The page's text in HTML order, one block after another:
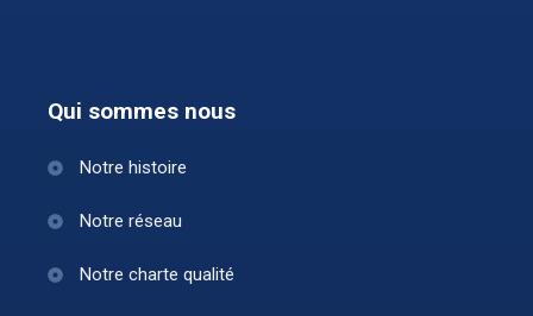
Qui sommes nous
Notre histoire
Notre réseau
Notre charte qualité